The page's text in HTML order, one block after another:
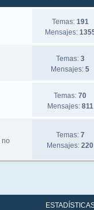
Temas: 191
Mensajes:
Temas: 3
Mensajes:5
Temas:70
Mensajes: 811
no
Temas: 7
Mensajes:220